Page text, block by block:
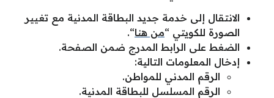
الانتقال إلى خدمة جديد البطاقة المدنية مع تغيير
الصورة للكويتي “من هنا“.
الضغط على الرابط المدرج ضمن الصفحة.
إدخال المعلومات التالية:
الرقم المدني للمواطن.
الرقم المسلسل للبطاقة المدنية.